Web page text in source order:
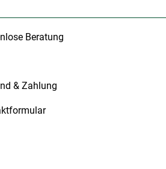
Beratung
& Zahlung